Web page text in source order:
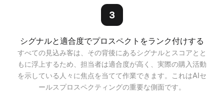
3
シグナルと適合度でプロスペクトをランク付けする
すべての見込み客は、その背後にあるシグナルとスコアとと
もに浮上するため、担当者は適合度が高く、実際の購入活動
を示している人々に焦点を当てて作業できます。これはAIセ
ールスプロスペクティングの重要な側面です。